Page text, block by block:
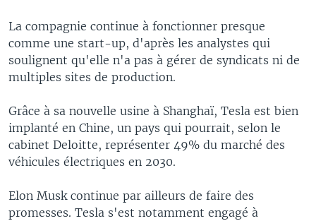
La compagnie continue à fonctionner presque
comme une start-up, d'après les analystes qui
soulignent qu'elle n'a pas à gérer de syndicats ni de
multiples sites de production.
Grâce à sa nouvelle usine à Shanghaï, Tesla est bien
implanté en Chine, un pays qui pourrait, selon le
cabinet Deloitte, représenter 49% du marché des
véhicules électriques en 2030.
Elon Musk continue par ailleurs de faire des
promesses. Tesla s'est notamment engagé à